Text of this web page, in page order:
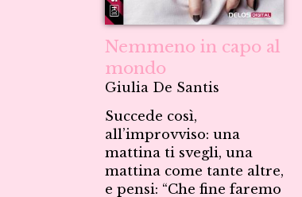
Nemmeno in capo al
mondo
Giulia De Santis
Succede così,
all’improvviso: una
mattina ti svegli, una
mattina come tante altre,
e pensi: “Che fine faremo